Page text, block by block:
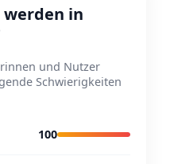
werden in
und Nutzer
Schwierigkeiten
100